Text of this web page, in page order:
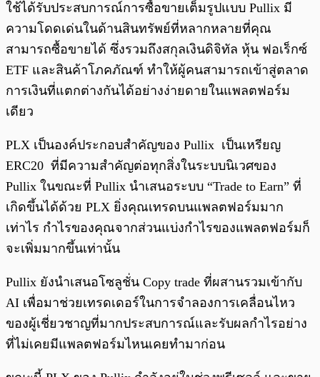
ใช้ได้รับประสบการณ์การซื้อขายเต็มรูปแบบ Pullix มี
ความโดดเด่นในด้านสินทรัพย์ที่หลากหลายที่คุณ
สามารถซื้อขายได้ ซึ่งรวมถึงสกุลเงินดิจิทัล หุ้น ฟอเร็กซ์
ETF และสินค้าโภคภัณฑ์ ทำให้ผู้คนสามารถเข้าสู่ตลาด
การเงินที่แตกต่างกันได้อย่างง่ายดายในแพลตฟอร์ม
เดียว
PLX เป็นองค์ประกอบสำคัญของ Pullix เป็นเหรียญ
ERC20 ที่มีความสำคัญต่อทุกสิ่งในระบบนิเวศของ
Pullix ในขณะที่ Pullix นำเสนอระบบ “Trade to Earn” ที่
เกิดขึ้นได้ด้วย PLX ยิ่งคุณเทรดบนแพลตฟอร์มมาก
เท่าไร กำไรของคุณจากส่วนแบ่งกำไรของแพลตฟอร์มก็
จะเพิ่มมากขึ้นเท่านั้น
Pullix ยังนำเสนอโซลูชั่น Copy trade ที่ผสานรวมเข้ากับ
AI เพื่อมาช่วยเทรดเดอร์ในการจำลองการเคลื่อนไหว
ของผู้เชี่ยวชาญที่มากประสบการณ์และรับผลกำไรอย่าง
ที่ไม่เคยมีแพลตฟอร์มไหนเคยทำมาก่อน